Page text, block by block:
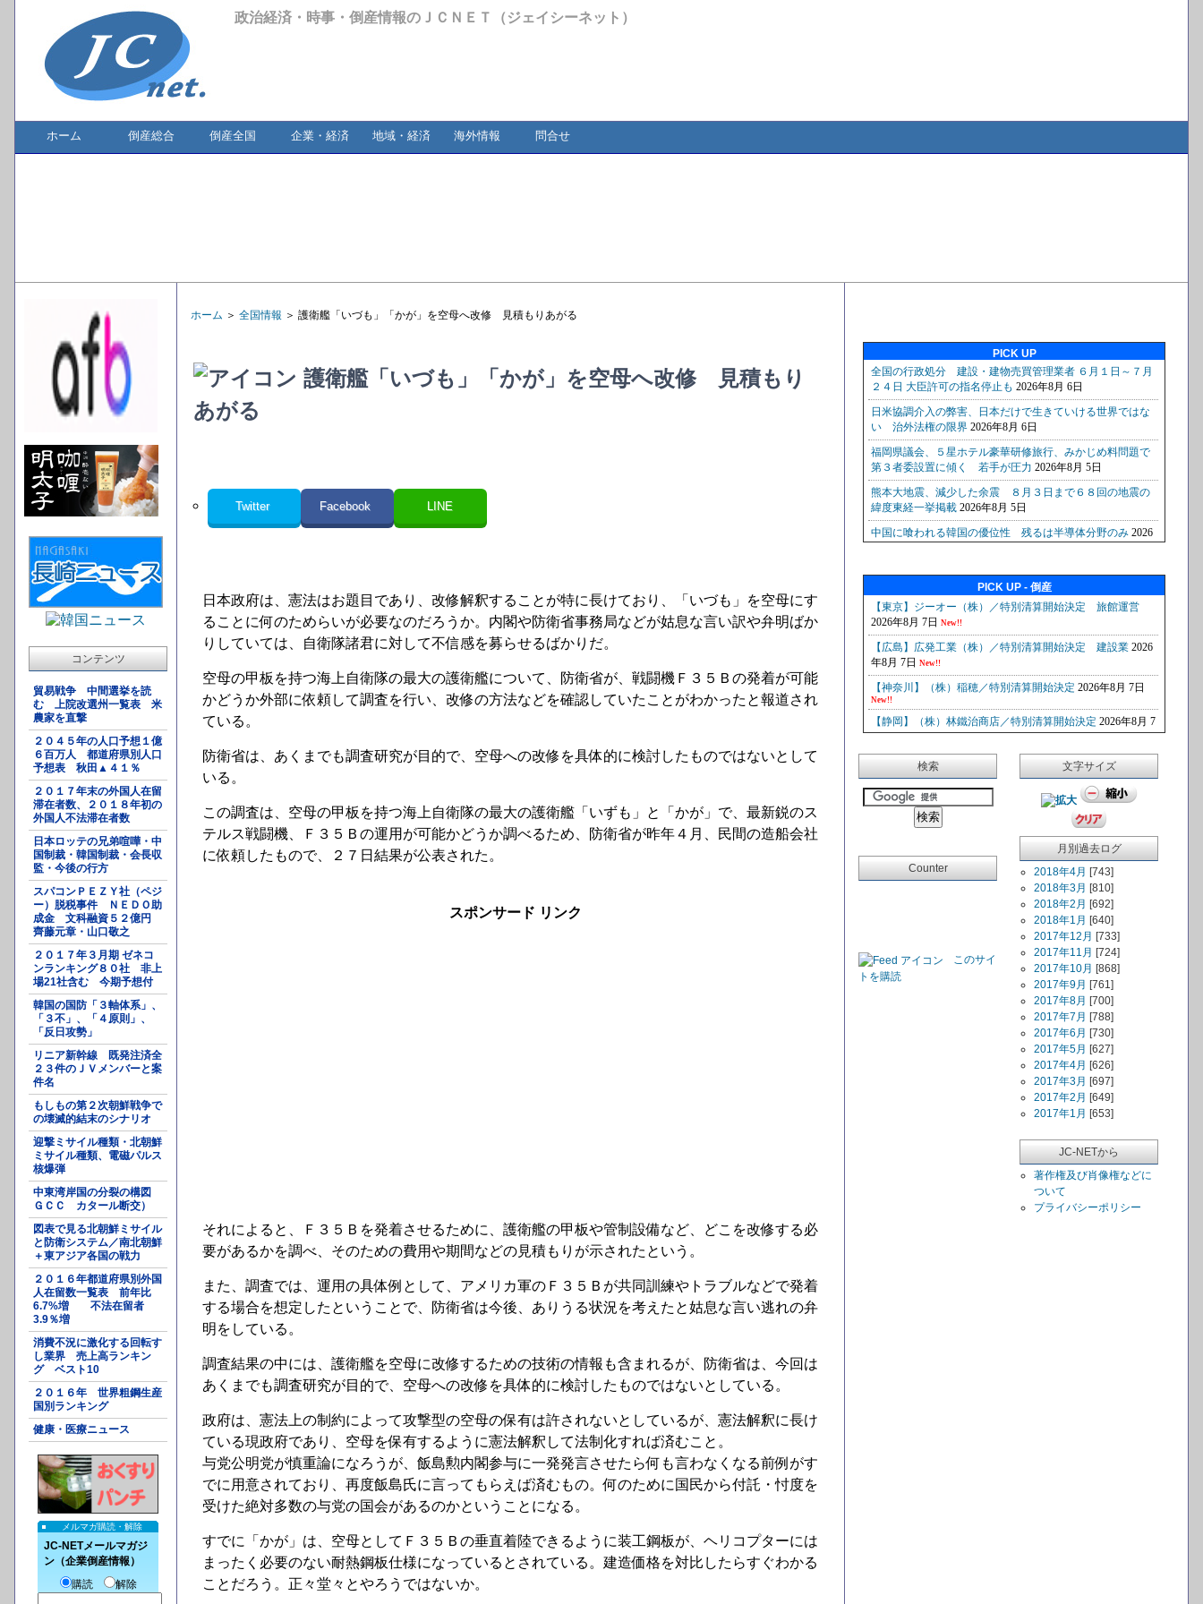
政治経済・時事・倒産情報のＪＣＮＥＴ（ジェイシーネット）
ホーム 倒産総合 倒産全国 企業・経済 地域・経済 海外情報 問合せ
コンテンツ
貿易戦争 中間選挙を読
む 上院改選州一覧表 米
農家を直撃
２０４５年の人口予想１億
６百万人 都道府県別人口
予想表 秋田▲４１％
２０１７年末の外国人在留
滞在者数、２０１８年初の
外国人不法滞在者数
日本ロッテの兄弟喧嘩・中
国制裁・韓国制裁・会長収
監・今後の行方
スパコンＰＥＺＹ社（ペジ
ー）脱税事件 ＮＥＤＯ助
成金 文科融資５２億円
齊藤元章・山口敬之
２０１７年３月期 ゼネコ
ンランキング８０社 非上
場21社含む 今期予想付
韓国の国防「３軸体系」、
「３不」、「４原則」、
「反日攻勢」
リニア新幹線 既発注済全
２３件のＪＶメンバーと案
件名
もしもの第２次朝鮮戦争で
の壊滅的結末のシナリオ
迎撃ミサイル種類・北朝鮮
ミサイル種類、電磁パルス
核爆弾
中東湾岸国の分裂の構図
ＧＣＣ カタール断交）
図表で見る北朝鮮ミサイル
と防衛システム／南北朝鮮
＋東アジア各国の戦力
２０１６年都道府県別外国
人在留数一覧表 前年比
6.7%増 不法在留者
3.9％増
消費不況に激化する回転す
し業界 売上高ランキン
グ ベスト10
２０１６年 世界粗鋼生産
国別ランキング
健康・医療ニュース
メルマガ購読・解除
JC-NETメールマガジ
ン（企業倒産情報）
購読
解除
ホーム ＞ 全国情報 ＞ 護衛艦「いづも」「かが」を空母へ改修 見積もりあがる
護衛艦「いづも」「かが」を空母へ改修 見積もり
あがる
Twitter Facebook LINE
日本政府は、憲法はお題目であり、改修解釈することが特に長けており、「いづも」を空母にす
ることに何のためらいが必要なのだろうか。内閣や防衛省事務局などが姑息な言い訳や弁明ばか
りしていては、自衛隊諸君に対して不信感を募らせるばかりだ。
空母の甲板を持つ海上自衛隊の最大の護衛艦について、防衛省が、戦闘機Ｆ３５Ｂの発着が可能
かどうか外部に依頼して調査を行い、改修の方法などを確認していたことがわかったと報道され
ている。
防衛省は、あくまでも調査研究が目的で、空母への改修を具体的に検討したものではないとして
いる。
この調査は、空母の甲板を持つ海上自衛隊の最大の護衛艦「いずも」と「かが」で、最新鋭のス
テルス戦闘機、Ｆ３５Ｂの運用が可能かどうか調べるため、防衛省が昨年４月、民間の造船会社
に依頼したもので、２７日結果が公表された。
スポンサード リンク
それによると、Ｆ３５Ｂを発着させるために、護衛艦の甲板や管制設備など、どこを改修する必
要があるかを調べ、そのための費用や期間などの見積もりが示されたという。
また、調査では、運用の具体例として、アメリカ軍のＦ３５Ｂが共同訓練やトラブルなどで発着
する場合を想定したということで、防衛省は今後、ありうる状況を考えたと姑息な言い逃れの弁
明をしている。
調査結果の中には、護衛艦を空母に改修するための技術の情報も含まれるが、防衛省は、今回は
あくまでも調査研究が目的で、空母への改修を具体的に検討したものではないとしている。
政府は、憲法上の制約によって攻撃型の空母の保有は許されないとしているが、憲法解釈に長け
ている現政府であり、空母を保有するように憲法解釈して法制化すれば済むこと。
与党公明党が慎重論になろうが、飯島勲内閣参与に一発発言させたら何も言わなくなる前例がす
でに用意されており、再度飯島氏に言ってもらえば済むもの。何のために国民から付託・忖度を
受けた絶対多数の与党の国会があるのかということになる。
すでに「かが」は、空母としてＦ３５Ｂの垂直着陸できるように装工鋼板が、ヘリコプターには
まったく必要のない耐熱鋼板仕様になっているとされている。建造価格を対比したらすぐわかる
ことだろう。正々堂々とやろうではないか。
PICK UP
PICK UP - 倒産
検索
Counter
このサイ
トを購読
文字サイズ
月別過去ログ
2018年4月 [743]
2018年3月 [810]
2018年2月 [692]
2018年1月 [640]
2017年12月 [733]
2017年11月 [724]
2017年10月 [868]
2017年9月 [761]
2017年8月 [700]
2017年7月 [788]
2017年6月 [730]
2017年5月 [627]
2017年4月 [626]
2017年3月 [697]
2017年2月 [649]
2017年1月 [653]
JC-NETから
著作権及び肖像権などに
ついて
プライバシーポリシー